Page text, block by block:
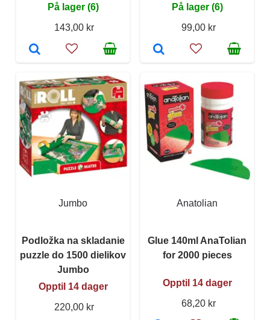
På lager (6)
143,00 kr
På lager (6)
99,00 kr
Jumbo
Podložka na skladanie
puzzle do 1500 dielikov
Jumbo
Opptil 14 dager
220,00 kr
Anatolian
Glue 140ml AnaTolian
for 2000 pieces
Opptil 14 dager
68,20 kr